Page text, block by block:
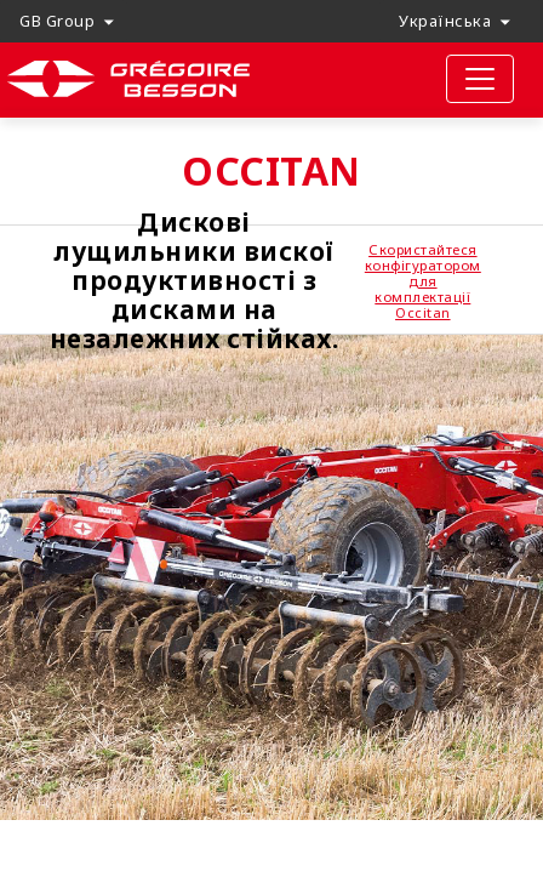
GB Group Українська
OCCITAN
Дискові
лущильники вискої
продуктивності з
дисками на
незалежних стійках.
Скористайтеся
конфігуратором
для
комплектації
Occitan